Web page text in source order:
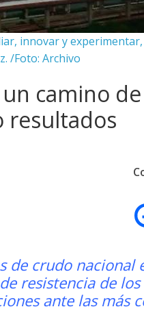
innovar y
/Foto: Archivo
camino
resultados
de crudo nacional
resistencia de
ante las más